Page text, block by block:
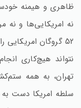
ظاهری و هیمنه
نه امریکایی‌ها و نه
نتواند هیچ‌کاری
تهران‌، به همه
سلطه امریکا دست به